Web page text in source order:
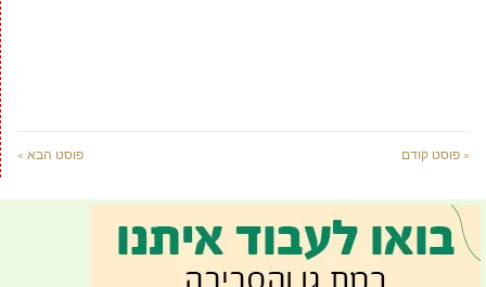
« פוסט קודם פוסט הבא »